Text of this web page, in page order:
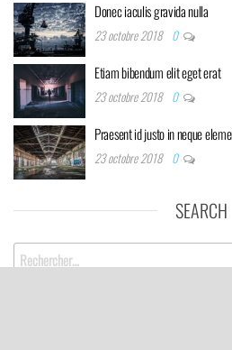
Donec iaculis gravida nulla
23 octobre 2018 0
Etiam bibendum elit eget erat
23 octobre 2018 0
Praesent id justo in neque
23 octobre 2018 0
SEARCH
Rechercher :